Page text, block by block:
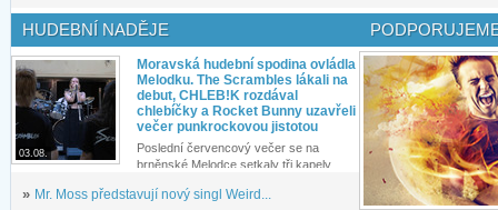
HUDEBNÍ NADĚJE
03.08.
Moravská hudební spodina ovládla
Melodku. The Scrambles lákali na
debut, CHLEB!K rozdával
chlebíčky a Rocket Bunny uzavřeli
večer punkrockovou jistotou
Poslední červencový večer se na
brněnské Melodce setkaly tři kapely...
» Mr. Moss představují nový singl Weird...